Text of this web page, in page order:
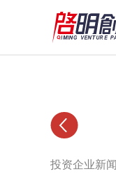
投资企业新闻